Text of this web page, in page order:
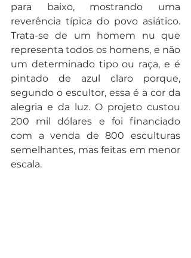
para baixo, mostrando uma
reverência típica do povo asiático.
Trata-se de um homem nu que
representa todos os homens, e não
um determinado tipo ou raça, e é
pintado de azul claro porque,
segundo o escultor, essa é a cor da
alegria e da luz. O projeto custou
200 mil dólares e foi financiado
com a venda de 800 esculturas
semelhantes, mas feitas em menor
escala.